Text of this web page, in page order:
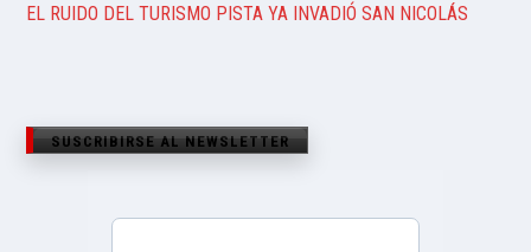
EL RUIDO DEL TURISMO PISTA YA INVADIÓ SAN NICOLÁS
SUSCRIBIRSE AL NEWSLETTER